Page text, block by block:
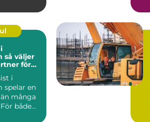
för
i
spelar en
många
både